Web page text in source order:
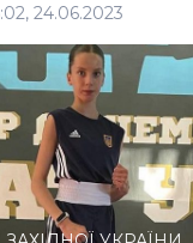
24.06.2023